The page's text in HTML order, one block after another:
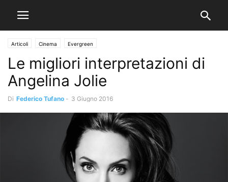
Articoli Cinema Evergreen
Le migliori interpretazioni di
Angelina Jolie
Di Federico Tufano - 3 Giugno 2016